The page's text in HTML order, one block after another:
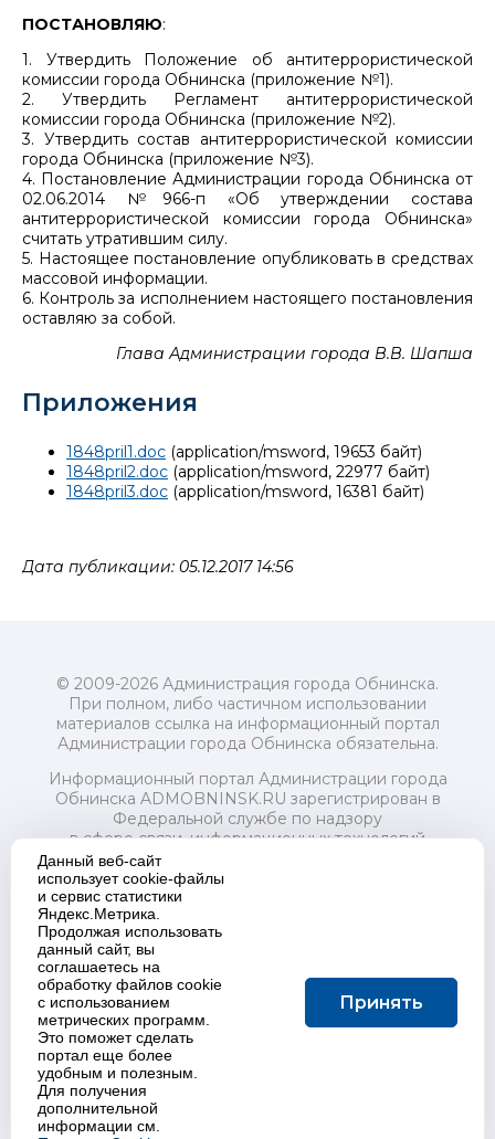
ПОСТАНОВЛЯЮ:
1. Утвердить Положение об антитеррористической
комиссии города Обнинска (приложение №1).
2. Утвердить Регламент антитеррористической
комиссии города Обнинска (приложение №2).
3. Утвердить состав антитеррористической комиссии
города Обнинска (приложение №3).
4. Постановление Администрации города Обнинска от
02.06.2014 №966-п «Об утверждении состава
антитеррористической комиссии города Обнинска»
считать утратившим силу.
5. Настоящее постановление опубликовать в средствах
массовой информации.
6. Контроль за исполнением настоящего постановления
оставляю за собой.
Глава Администрации города В.В. Шапша
Приложения
1848pril1.doc (application/msword, 19653 байт)
1848pril2.doc (application/msword, 22977 байт)
1848pril3.doc (application/msword, 16381 байт)
Дата публикации: 05.12.2017 14:56
© 2009-2026 Администрация города Обнинска.
При полном, либо частичном использовании
материалов ссылка на информационный портал
Администрации города Обнинска обязательна.
Информационный портал Администрации города
Обнинска ADMOBNINSK.RU зарегистрирован в
Федеральной службе по надзору
в сфере связи, информационных технологий
и массовых коммуникаций (Роскомнадзор) 24 июля
2018 года.
Свидетельство о регистрации Эл № ФС77-73321
Учредитель: Администрация (исполнительно-
распорядительный орган) городского округа "Город
Обнинск". Главный редактор: Байкова Е.А.
Адрес электронной почты Редакции:
redactor@admobninsk.ru
Телефон Редакции: +7 (484) 395-85-85
Настоящий ресурс содержит материалы 18+
Политика в отношении обработки персональных
Данный веб-сайт
использует cookie-файлы
и сервис статистики
Яндекс.Метрика.
Продолжая использовать
данный сайт, вы
соглашаетесь на
обработку файлов cookie
с использованием
метрических программ.
Это поможет сделать
портал еще более
удобным и полезным.
Для получения
дополнительной
информации см.
Принять